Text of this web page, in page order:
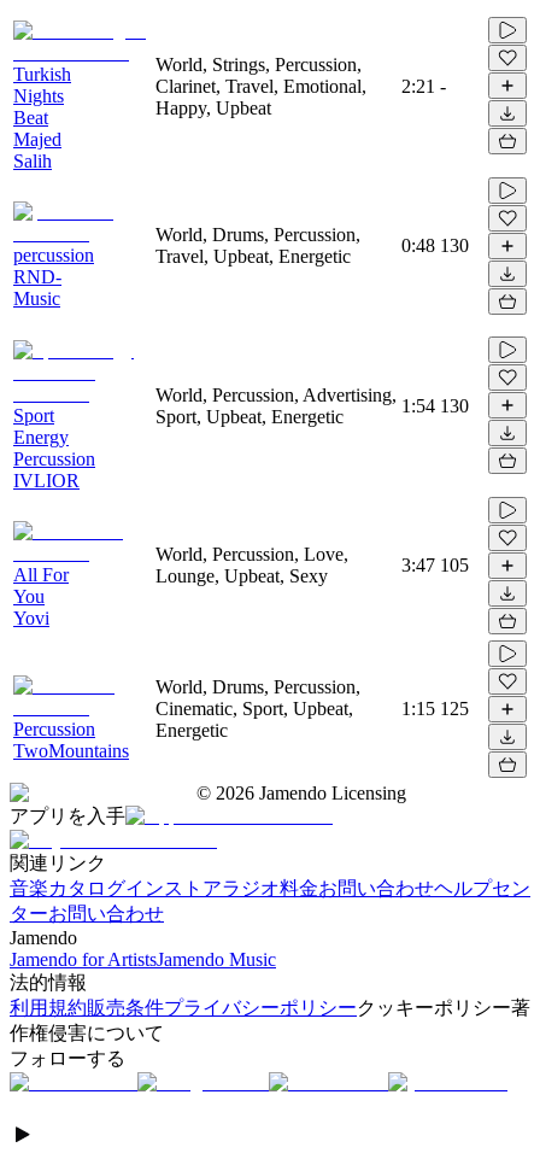
Turkish
Nights
Beat
Majed
Salih
World, Strings, Percussion,
Clarinet, Travel, Emotional,
Happy, Upbeat
2:21 -
percussion
RND-
Music
World, Drums, Percussion,
Travel, Upbeat, Energetic
0:48 130
Sport
Energy
Percussion
IVLIOR
World, Percussion, Advertising,
Sport, Upbeat, Energetic
1:54 130
All For
You
Yovi
World, Percussion, Love,
Lounge, Upbeat, Sexy
3:47 105
Percussion
TwoMountains
World, Drums, Percussion,
Cinematic, Sport, Upbeat,
Energetic
1:15 125
© 2026 Jamendo Licensing
アプリを入手
関連リンク
音楽カタログインストアラジオ料金お問い合わせヘルプセン
ターお問い合わせ
Jamendo
Jamendo for ArtistsJamendo Music
法的情報
利用規約販売条件プライバシーポリシークッキーポリシー著
作権侵害について
フォローする